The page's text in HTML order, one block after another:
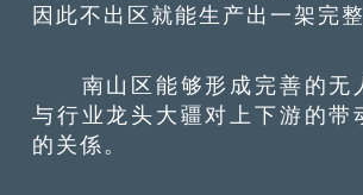
因此不出区就能生产出一架完
南山区能够形成完善的无
与行业龙头大疆对上下游的带
的关係。